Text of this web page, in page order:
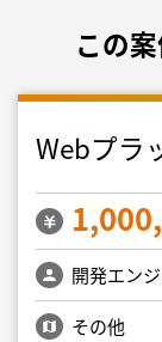
この
Webプラ
開発エン
その他